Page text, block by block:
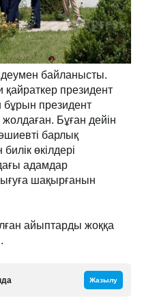
байланысты.
қайраткер президент
президент
Бұған дейін
барлық
өкілдері
адамдар
шақырғанын
айыптарды жоққа
Жазылу